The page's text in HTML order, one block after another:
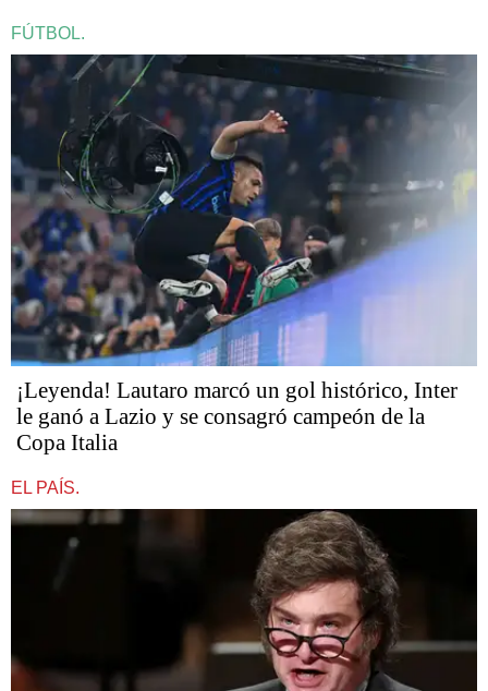
FÚTBOL.
¡Leyenda! Lautaro marcó un gol histórico, Inter
le ganó a Lazio y se consagró campeón de la
Copa Italia
EL PAÍS.